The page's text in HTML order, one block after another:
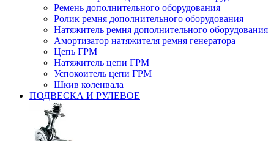
Ремень дополнительного оборудования
Ролик ремня дополнительного оборудования
Натяжитель ремня дополнительного оборудования
Амортизатор натяжителя ремня генератора
Цепь ГРМ
Натяжитель цепи ГРМ
Успокоитель цепи ГРМ
Шкив коленвала
ПОДВЕСКА И РУЛЕВОЕ